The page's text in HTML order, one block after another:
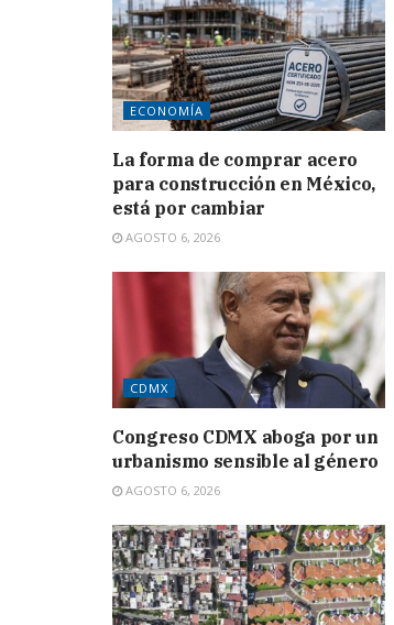
ECONOMÍA
La forma de comprar acero
para construcción en México,
está por cambiar
AGOSTO 6, 2026
CDMX
Congreso CDMX aboga por un
urbanismo sensible al género
AGOSTO 6, 2026